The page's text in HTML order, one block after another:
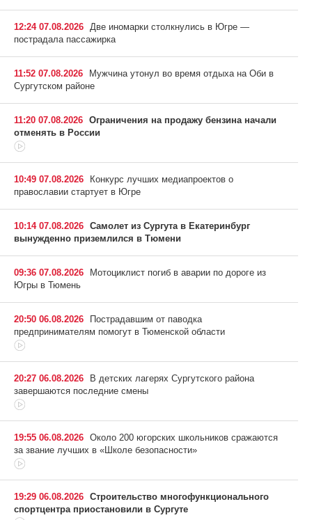
12:24 07.08.2026
Две иномарки столкнулись в Югре —
пострадала пассажирка
11:52 07.08.2026
Мужчина утонул во время отдыха на Оби в
Сургутском районе
11:20 07.08.2026 Ограничения на продажу бензина начали
отменять в России
10:49 07.08.2026
Конкурс лучших медиапроектов о
православии стартует в Югре
10:14 07.08.2026 Самолет из Сургута в Екатеринбург
вынужденно приземлился в Тюмени
09:36 07.08.2026
Мотоциклист погиб в аварии по дороге из
Югры в Тюмень
20:50 06.08.2026
Пострадавшим от паводка
предпринимателям помогут в Тюменской области
20:27 06.08.2026
В детских лагерях Сургутского района
завершаются последние смены
19:55 06.08.2026 Около 200 югорских школьников сражаются
за звание лучших в «Школе безопасности»
19:29 06.08.2026 Строительство многофункционального
спортцентра приостановили в Сургуте